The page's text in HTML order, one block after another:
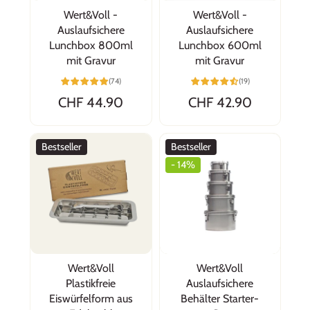
Top
Ich kann Wert&Voll sehr empfehlen, bin 100%
freundlichen und zuvorkommenden
Kundenservice.
Claudia
Top
Wert&Voll -
Auslaufsichere
Lunchbox 800ml
mit Gravur
(74)
CHF 44.90
Wert&Voll -
Auslaufsichere
Lunchbox 600ml
mit Gravur
(19)
CHF 42.90
Bestseller
Wert&Voll
Plastikfreie
Eiswürfelform aus
Bestseller
- 14%
Wert&Voll
Auslaufsichere
Behälter Starter-